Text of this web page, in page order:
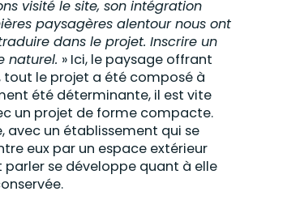
visité le site, son intégration
paysagères alentour nous ont
dans le projet. Inscrire un
naturel. » Ici, le paysage offrant
tout le projet a été composé à
été déterminante, il est vite
un projet de forme compacte.
avec un établissement qui se
eux par un espace extérieur
parler se développe quant à elle